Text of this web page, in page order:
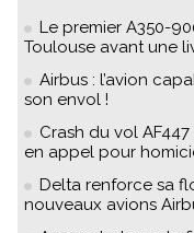
Le premier A350-
Toulouse avant une
Airbus : l’avion
son envol !
Crash du vol
en appel pour
Delta renforce sa
nouveaux avions